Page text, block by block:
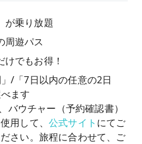
が乗り放題
周遊パス
でもお得！
/「7日以内の任意の2日
ます
ウチャー（予約確認書）
用して、 公式サイト にてご
さい。旅程に合わせて、ご